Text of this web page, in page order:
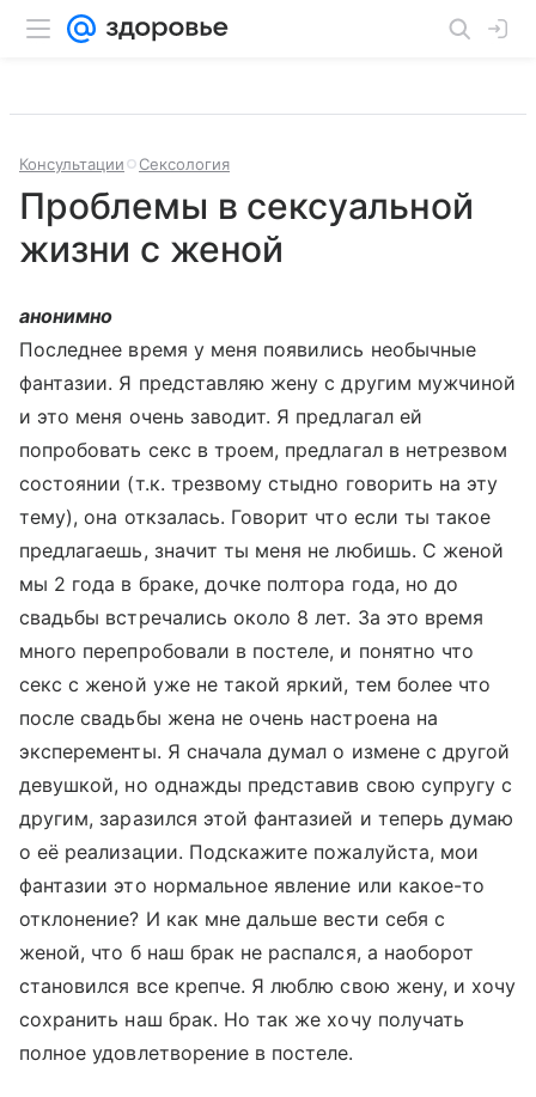
Консультации Сексология
Проблемы в сексуальной
жизни с женой
анонимно
Последнее время у меня появились необычные
фантазии. Я представляю жену с другим мужчиной
и это меня очень заводит. Я предлагал ей
попробовать секс в троем, предлагал в нетрезвом
состоянии (т.к. трезвому стыдно говорить на эту
тему), она откзалась. Говорит что если ты такое
предлагаешь, значит ты меня не любишь. С женой
мы 2 года в браке, дочке полтора года, но до
свадьбы встречались около 8 лет. За это время
много перепробовали в постеле, и понятно что
секс с женой уже не такой яркий, тем более что
после свадьбы жена не очень настроена на
эксперементы. Я сначала думал о измене с другой
девушкой, но однажды представив свою супругу с
другим, заразился этой фантазией и теперь думаю
о её реализации. Подскажите пожалуйста, мои
фантазии это нормальное явление или какое-то
отклонение? И как мне дальше вести себя с
женой, что б наш брак не распался, а наоборот
становился все крепче. Я люблю свою жену, и хочу
сохранить наш брак. Но так же хочу получать
полное удовлетворение в постеле.